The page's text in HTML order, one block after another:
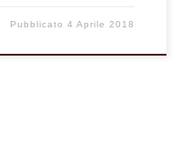
Pubblicato4 Aprile 2018